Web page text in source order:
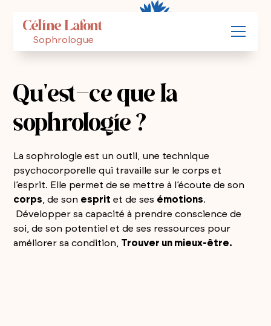
Céline Lafont
Sophrologue
Qu'est-ce que la
sophrologie ?
La sophrologie est un outil, une technique
psychocorporelle qui travaille sur le corps et
l’esprit. Elle permet de se mettre à l’écoute de son
corps , de son esprit et de ses émotions.
Développer sa capacité à prendre conscience de
soi, de son potentiel et de ses ressources pour
améliorer sa condition, Trouver un mieux-être.